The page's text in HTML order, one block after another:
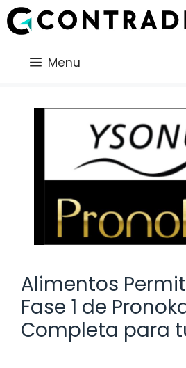
Saltar
al
Menu
Alimentos
Fase 1 de
Completa para